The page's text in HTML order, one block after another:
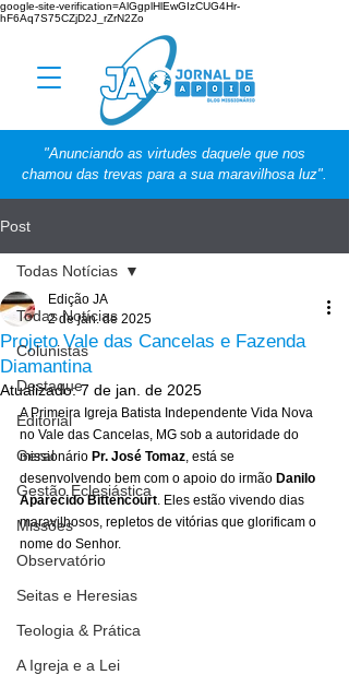
google-site-verification=AlGgplHlEwGIzCUG4Hr-
hF6Aq7S75CZjD2J_rZrN2Zo
"Anunciando as virtudes daquele que nos
chamou das trevas para a sua maravilhosa luz".
Post
Todas Notícias
Colunistas
Destaque
Editorial
Geral
Gestão Eclesiástica
Missões
Observatório
Seitas e Heresias
Teologia & Prática
A Igreja e a Lei
Todas Notícias
Projeto Vale das Cancelas e Fazenda
Diamantina
Edição JA
2 de jan. de 2025
Atualizado:7 de jan. de 2025
A Primeira Igreja Batista Independente Vida Nova
no Vale das Cancelas, MG sob a autoridade do
missionário Pr. José Tomaz, está se
desenvolvendo bem com o apoio do irmão Danilo
Aparecido Bittencourt. Eles estão vivendo dias
maravilhosos, repletos de vitórias que glorificam o
nome do Senhor.